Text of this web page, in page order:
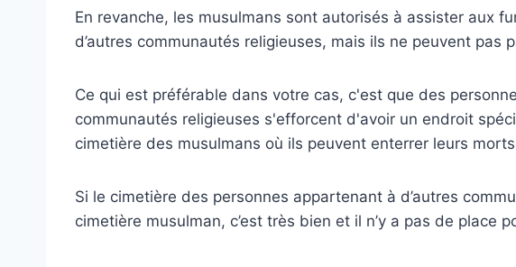
En revanche, les musulmans sont autorisés à assister aux
d’autres communautés religieuses, mais ils ne peuvent pas
Ce qui est préférable dans votre cas, c'est que des
communautés religieuses s'efforcent d'avoir un endroit
cimetière des musulmans où ils peuvent enterrer leurs
Si le cimetière des personnes appartenant à d’autres
cimetière musulman, c’est très bien et il n’y a pas de place